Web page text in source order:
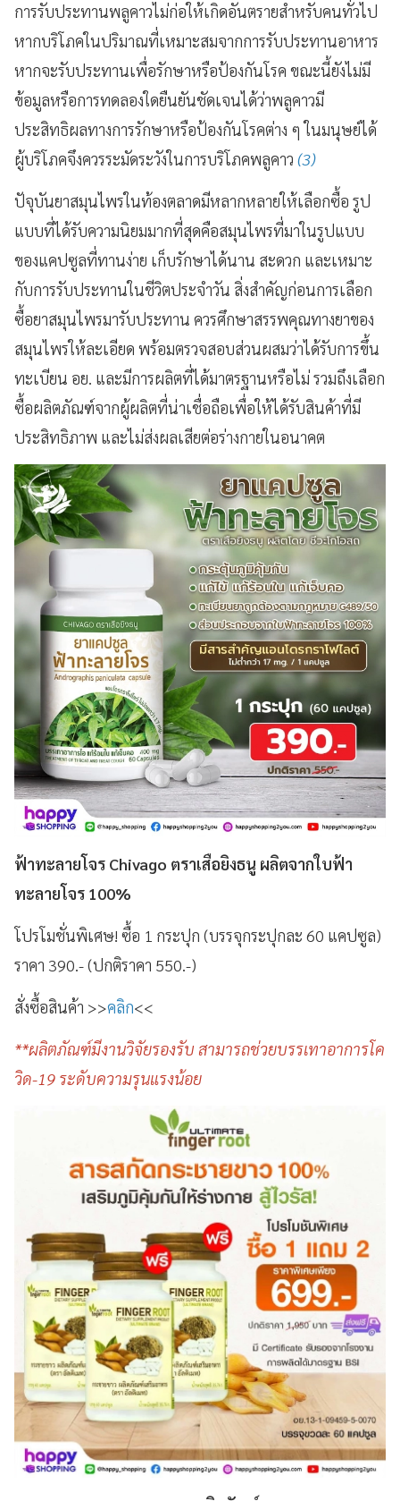
การรับประทานพลูคาวไม่ก่อให้เกิดอันตรายสำหรับคนทั่วไป
หากบริโภคในปริมาณที่เหมาะสมจากการรับประทานอาหาร
หากจะรับประทานเพื่อรักษาหรือป้องกันโรค ขณะนี้ยังไม่มี
ข้อมูลหรือการทดลองใดยืนยันชัดเจนได้ว่าพลูคาวมี
ประสิทธิผลทางการรักษาหรือป้องกันโรคต่าง ๆ ในมนุษย์ได้
ผู้บริโภคจึงควรระมัดระวังในการบริโภคพลูคาว (3)
ปัจุบันยาสมุนไพรในท้องตลาดมีหลากหลายให้เลือกซื้อ รูป
แบบที่ได้รับความนิยมมากที่สุดคือสมุนไพรที่มาในรูปแบบ
ของแคปซูลที่ทานง่าย เก็บรักษาได้นาน สะดวก และเหมาะ
กับการรับประทานในชีวิตประจำวัน สิ่งสำคัญก่อนการเลือก
ซื้อยาสมุนไพรมารับประทาน ควรศึกษาสรรพคุณทางยาของ
สมุนไพรให้ละเอียด พร้อมตรวจสอบส่วนผสมว่าได้รับการขึ้น
ทะเบียน อย. และมีการผลิตที่ได้มาตรฐานหรือไม่ รวมถึงเลือก
ซื้อผลิตภัณฑ์จากผู้ผลิตที่น่าเชื่อถือเพื่อให้ได้รับสินค้าที่มี
ประสิทธิภาพ และไม่ส่งผลเสียต่อร่างกายในอนาคต
ฟ้าทะลายโจร Chivago ตราเสือยิงธนู ผลิตจากใบฟ้า
ทะลายโจร 100%
โปรโมชั่นพิเศษ! ซื้อ 1 กระปุก (บรรจุกระปุกละ 60 แคปซูล)
ราคา 390.- (ปกติราคา 550.-)
สั่งซื้อสินค้า >>คลิก<<
**ผลิตภัณฑ์มีงานวิจัยรองรับ สามารถช่วยบรรเทาอาการโค
วิด-19 ระดับความรุนแรงน้อย